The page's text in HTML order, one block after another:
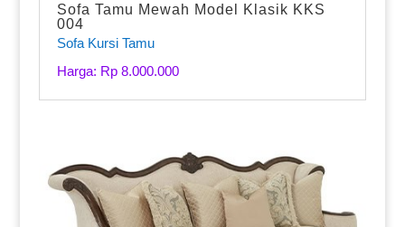
Sofa Tamu Mewah Model Klasik KKS
004
Sofa Kursi Tamu
Harga: Rp 8.000.000